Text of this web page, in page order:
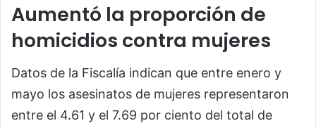
Aumentó la proporción de
homicidios contra mujeres
Datos de la Fiscalía indican que entre enero y
mayo los asesinatos de mujeres representaron
entre el 4.61 y el 7.69 por ciento del total de